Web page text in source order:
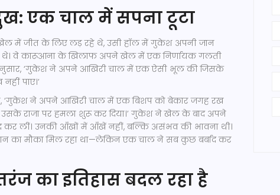
एक चाल में सपना टूटा
में जीत के लिए लड़ रहे थे, उसी हॉल में गुकेश अपनी जान
थे। वे कारूआना के खिलाफ अपने खेल में एक निर्णायक गलती
‘गुकेश ने अपने आखिरी चाल में एक ऐसी भूल की जिसके
पाए।’
‘गुकेश ने अपने आखिरी चाल में एक बिशप को बेकार जगह रख
उसके राजा पर हमला शुरू कर दिया।’ गुकेश ने खेल के बाद अपने
लीं। उनकी आँखों में आँखें नहीं, बल्कि असंभव की भावना थी।
का मौका मिल रहा था—लेकिन एक चाल ने सब कुछ बर्बाद कर
का इतिहास बदल रहा है